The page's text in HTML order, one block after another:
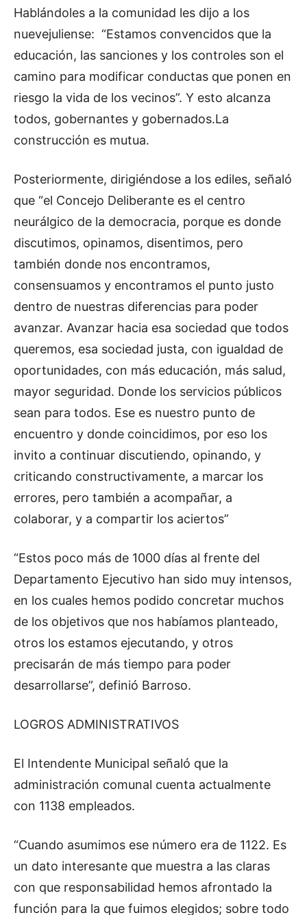
Hablándoles a la comunidad les dijo a los
nuevejuliense: “Estamos convencidos que la
educación, las sanciones y los controles son el
camino para modificar conductas que ponen en
riesgo la vida de los vecinos”. Y esto alcanza
todos, gobernantes y gobernados.La
construcción es mutua.
Posteriormente, dirigiéndose a los ediles, señaló
que “el Concejo Deliberante es el centro
neurálgico de la democracia, porque es donde
discutimos, opinamos, disentimos, pero
también donde nos encontramos,
consensuamos y encontramos el punto justo
dentro de nuestras diferencias para poder
avanzar. Avanzar hacia esa sociedad que todos
queremos, esa sociedad justa, con igualdad de
oportunidades, con más educación, más salud,
mayor seguridad. Donde los servicios públicos
sean para todos. Ese es nuestro punto de
encuentro y donde coincidimos, por eso los
invito a continuar discutiendo, opinando, y
criticando constructivamente, a marcar los
errores, pero también a acompañar, a
colaborar, y a compartir los aciertos”
“Estos poco más de 1000 días al frente del
Departamento Ejecutivo han sido muy intensos,
en los cuales hemos podido concretar muchos
de los objetivos que nos habíamos planteado,
otros los estamos ejecutando, y otros
precisarán de más tiempo para poder
desarrollarse”, definió Barroso.
LOGROS ADMINISTRATIVOS
El Intendente Municipal señaló que la
administración comunal cuenta actualmente
con 1138 empleados.
“Cuando asumimos ese número era de 1122. Es
un dato interesante que muestra a las claras
con que responsabilidad hemos afrontado la
función para la que fuimos elegidos; sobre todo